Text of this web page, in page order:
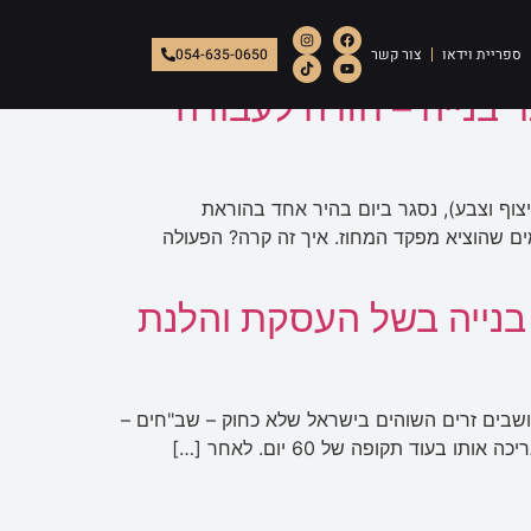
ספריית וידאו צור קשר 054-635-0650
בנייה – חזרה לעבודה
(אינסטלציה, ריצוף וצבע), נסגר ביום בהיר אחד בהוראת
בדיוק מה שקרה ללקוח משרדנו, יזם נדל"ן נורמטיבי, שמצא את עצמו מתמודד עם צו סגירה מנהלי ל-30 ימים שהוציא מפקד המחוז. איך זה קרה? הפעולה
בשל העסקת והלנת
זרים השוהים בישראל שלא כחוק – שב"חים –